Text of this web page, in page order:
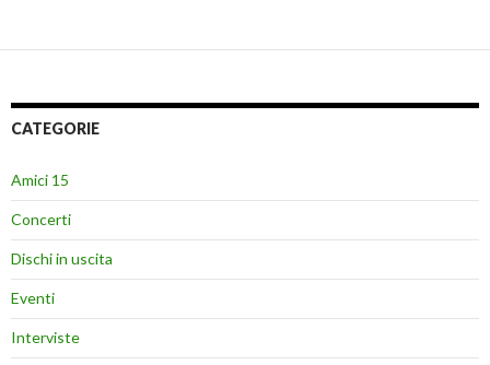
CATEGORIE
Amici 15
Concerti
Dischi in uscita
Eventi
Interviste